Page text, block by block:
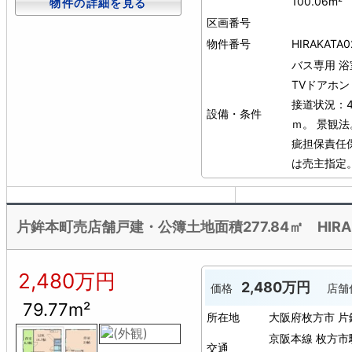
物件の詳細を見る
区画番号
物件番号
設備・条件
バス専用 浴
TVドアホン
接道状況：
ｍ。 景観
疵担保責任
は売主指定
片鉾本町売店舗戸建・公簿土地面積277.84㎡
2,480万円
79.77m²
価格 2,480万円 店
所在地 大阪府枚方市
交通
京阪本線 枚方市